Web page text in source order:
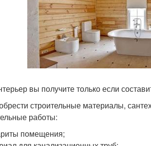
вы получите только если
строительные материалы,
работы:
помещения;